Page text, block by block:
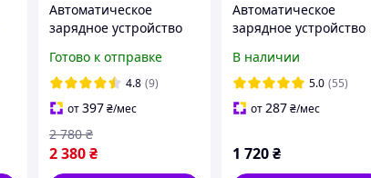
Автоматическое
зарядное устройство
24v10A 300W
Готово к отправке
4.8 (9)
от397₴/мес
2 380₴
2 780 ₴
Автоматическое
зарядное устройство
заряда батарей
В наличии
5.0 (55)
от287₴/мес
1 720₴